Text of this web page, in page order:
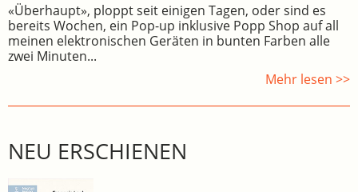
«Überhaupt», ploppt seit einigen Tagen, oder sind es
bereits Wochen, ein Pop-up inklusive Popp Shop auf all
meinen elektronischen Geräten in bunten Farben alle
zwei Minuten...
Mehr lesen >>
NEU ERSCHIENEN